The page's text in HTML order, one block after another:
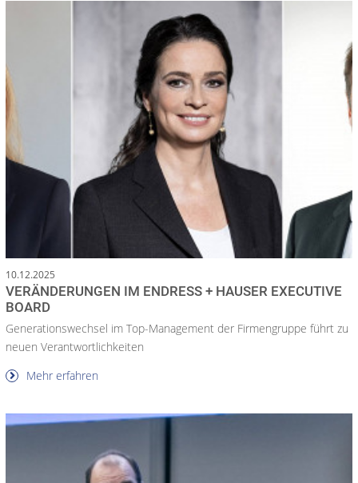
10.12.2025
VERÄNDERUNGEN IM ENDRESS + HAUSER EXECUTIVE
BOARD
Generationswechsel im Top-Management der Firmengruppe führt zu
neuen Verantwortlichkeiten
Mehr erfahren